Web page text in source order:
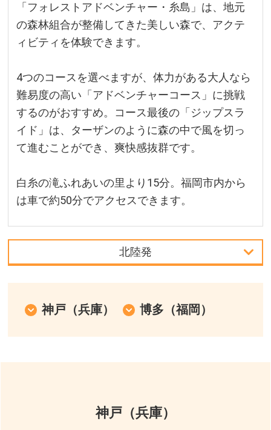
「フォレストアドベンチャー・糸島」は、地元
の森林組合が整備してきた美しい森で、アクテ
ィビティを体験できます。
4つのコースを選べますが、体力がある大人なら
難易度の高い「アドベンチャーコース」に挑戦
するのがおすすめ。コース最後の「ジップスラ
イド」は、ターザンのように森の中で風を切っ
て進むことができ、爽快感抜群です。
白糸の滝ふれあいの里より15分。福岡市内から
は車で約50分でアクセスできます。
北陸発
中部発
北海道発
北陸発
九州発
神戸（兵庫） 博多（福岡）
神戸（兵庫）